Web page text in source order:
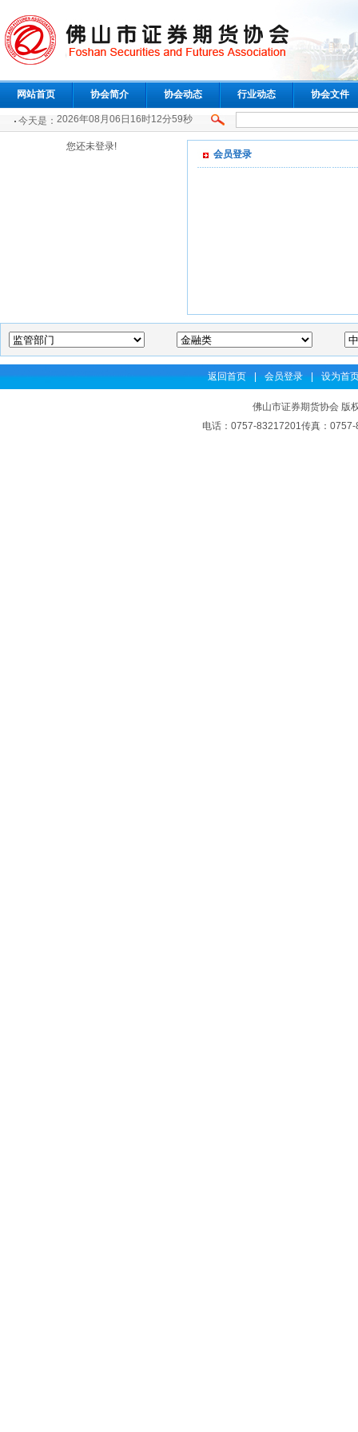
网站首页 协会简介 协会动态 行业动态 协会文件
今天是： 2026年08月06日16时13分0秒
您还未登录!
会员登录
返回首页 | 会员登录 | 设为首
佛山市证券期货协会 版
电话：0757-83217201传真：